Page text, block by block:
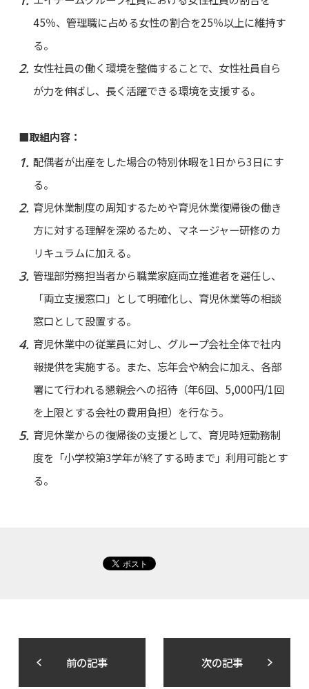
45％、管理職に占める女性の割合を25％以上に維持す
る。
女性社員の働く環境を整備することで、女性社員自ら
が力を伸ばし、長く活躍できる環境を支援する。
■取組内容：
配偶者が出産をした場合の特別休暇を1日から3日にす
る。
育児休業制度の周知するためや育児休業復帰後の働き
方に対する理解を深めるため、マネージャー研修のカ
リキュラムに加える。
管理部労務担当者から職業家庭両立推進者を選任し、
「両立支援窓口」として明確化し、育児休業等の相談
窓口として設置する。
育児休業中の従業員に対し、グループ会社全体で社内
報提供を実施する。また、忘年会や納会に加え、各部
署にて行われる懇親会への招待（年6回、5,000円/1回
を上限とする会社の費用負担）を行なう。
育児休業からの復帰後の支援として、育児時短勤務制
度を「小学校第3学年が終了する時まで」利用可能とす
る。
前の記事 次の記事